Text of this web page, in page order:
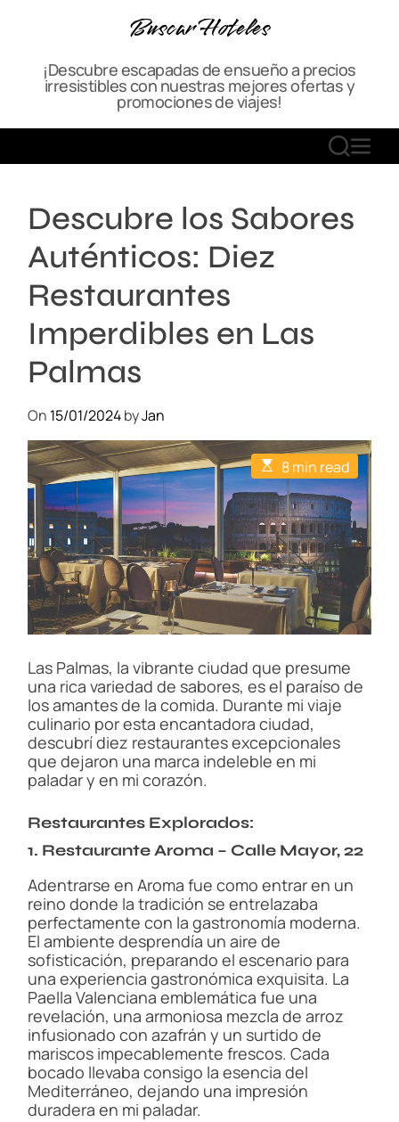
o
Buscar Hoteles
¡Descubre escapadas de ensueño a precios
irresistibles con nuestras mejores ofertas y
promociones de viajes!
S
E
R
C
M
E
U
Descubre los Sabores
Auténticos: Diez
Restaurantes
Imperdibles en Las
Palmas
On 15/01/2024byJan
E
s
t
i
m
a
t
e
d
r
e
d
i
m
e
8 min read
Las Palmas, la vibrante ciudad que presume
una rica variedad de sabores, es el paraíso de
los amantes de la comida. Durante mi viaje
culinario por esta encantadora ciudad,
descubrí diez restaurantes excepcionales
que dejaron una marca indeleble en mi
paladar y en mi corazón.
Restaurantes Explorados:
1. Restaurante Aroma – Calle Mayor, 22
Adentrarse en Aroma fue como entrar en un
reino donde la tradición se entrelazaba
perfectamente con la gastronomía moderna.
El ambiente desprendía un aire de
sofisticación, preparando el escenario para
una experiencia gastronómica exquisita. La
Paella Valenciana emblemática fue una
revelación, una armoniosa mezcla de arroz
infusionado con azafrán y un surtido de
mariscos impecablemente frescos. Cada
bocado llevaba consigo la esencia del
Mediterráneo, dejando una impresión
duradera en mi paladar.